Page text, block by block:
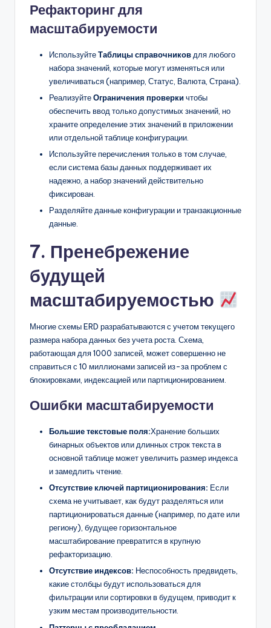
Рефакторинг для
масштабируемости
ИспользуйтеТаблицы справочников для любого
набора значений, которые могут изменяться или
увеличиваться (например, Статус, Валюта, Страна).
РеализуйтеОграничения проверкичтобы
обеспечить ввод только допустимых значений, но
храните определение этих значений в приложении
или отдельной таблице конфигурации.
Используйте перечисления только в том случае,
если система базы данных поддерживает их
надежно, а набор значений действительно
фиксирован.
Разделяйте данные конфигурации и транзакционные
данные.
7. Пренебрежение
будущей
масштабируемостью
Многие схемы ERD разрабатываются с учетом текущего
размера набора данных без учета роста. Схема,
работающая для 1000 записей, может совершенно не
справиться с 10 миллионами записей из-за проблем с
блокировками, индексацией или партиционированием.
Ошибки масштабируемости
Большие текстовые поля:Хранение больших
бинарных объектов или длинных строк текста в
основной таблице может увеличить размер индекса
и замедлить чтение.
Отсутствие ключей партиционирования: Если
схема не учитывает, как будут разделяться или
партиционироваться данные (например, по дате или
региону), будущее горизонтальное
масштабирование превратится в крупную
рефакторизацию.
Отсутствие индексов: Неспособность предвидеть,
какие столбцы будут использоваться для
фильтрации или сортировки в будущем, приводит к
узким местам производительности.